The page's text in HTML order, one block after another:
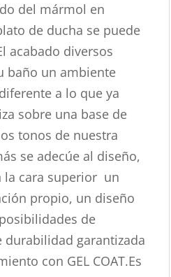
del mármol en
de ducha se puede
acabado diversos
baño un ambiente
a lo que ya
sobre una base de
tonos de nuestra
se adecúe al diseño,
la cara superior un
propio, un diseño
de
durabilidad garantizada
con GEL COAT.Es